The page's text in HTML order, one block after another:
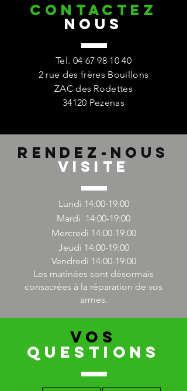
CONTACTez
nous
Tel. 04 67 98 10 40
2 rue des frères Bouillons
ZAC des Rodettes
34120 Pezenas
Rendez-nous
Visite
Lundi 14:00-19:00
Mardi 14:00-19:00
Mercredi 14:00-19:00
Jeudi 14:00-19:00
Vendredi 14:00-19:00
Les matinées sont désormais
consacrées à la réparation de vos
armes.
VOS
QUESTIONS